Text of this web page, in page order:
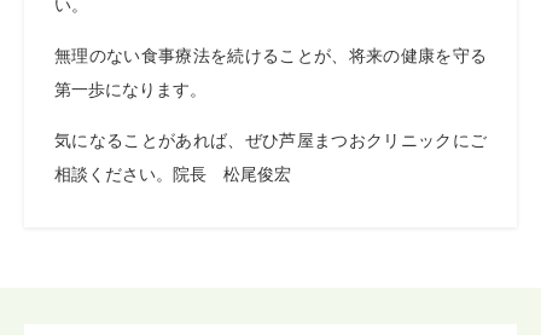
い。
無理のない食事療法を続けることが、将来の健康を守る
第一歩になります。
気になることがあれば、ぜひ芦屋まつおクリニックにご
相談ください。院長 松尾俊宏